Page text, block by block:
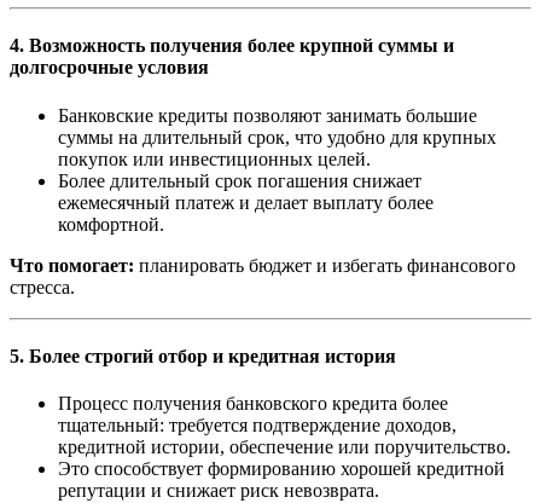
4. Возможность получения более крупной суммы и
долгосрочные условия
Банковские кредиты позволяют занимать большие
суммы на длительный срок, что удобно для крупных
покупок или инвестиционных целей.
Более длительный срок погашения снижает
ежемесячный платеж и делает выплату более
комфортной.
Что помогает: планировать бюджет и избегать финансового
стресса.
5. Более строгий отбор и кредитная история
Процесс получения банковского кредита более
тщательный: требуется подтверждение доходов,
кредитной истории, обеспечение или поручительство.
Это способствует формированию хорошей кредитной
репутации и снижает риск невозврата.